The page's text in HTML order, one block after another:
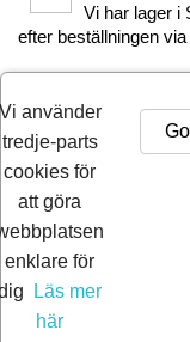
Vi har lager i
efter beställningen
Är du inte
använder
tredje-parts
cookies för
att göra
enklare för
Läs mer
här